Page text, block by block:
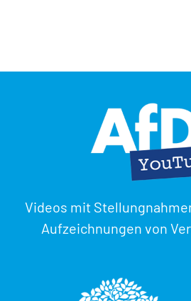
Videos mit
Aufzeichnungen von